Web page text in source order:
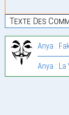
Texte Des
Anya :
Anya : La